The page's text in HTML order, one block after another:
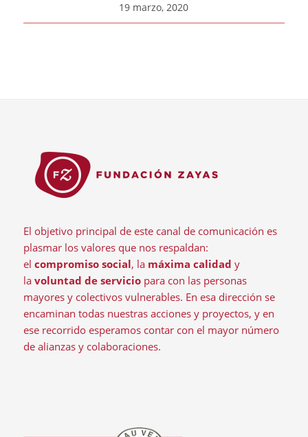
19 marzo, 2020
El objetivo principal de este canal de comunicación es
plasmar los valores que nos respaldan:
el compromiso social, la máxima calidad y
la voluntad de serviciopara con las personas
mayores y colectivos vulnerables. En esa dirección se
encaminan todas nuestras acciones y proyectos, y en
ese recorrido esperamos contar con el mayor número
de alianzas y colaboraciones.